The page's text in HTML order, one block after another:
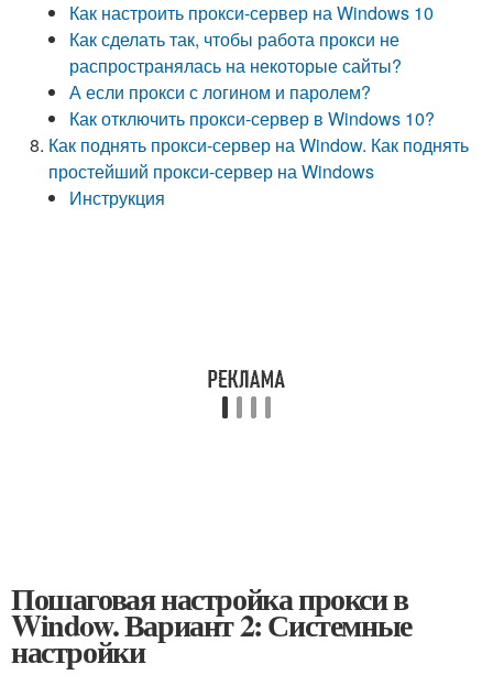
Как настроить прокси-сервер на Windows 10
Как сделать так, чтобы работа прокси не
распространялась на некоторые сайты?
А если прокси с логином и паролем?
Как отключить прокси-сервер в Windows 10?
Как поднять прокси-сервер на Window. Как поднять
простейший прокси-сервер на Windows
Инструкция
Пошаговая настройка прокси в
Window. Вариант 2: Системные
настройки